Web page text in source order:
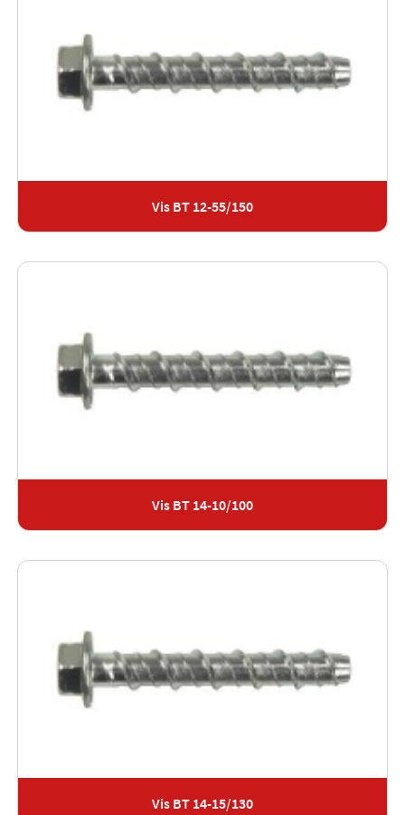
Vis BT 12-55/150
Vis BT 14-10/100
Vis BT 14-15/130